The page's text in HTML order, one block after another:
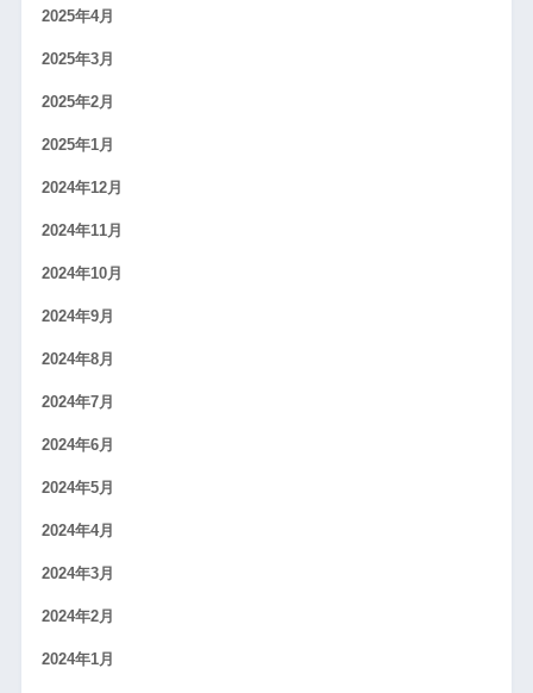
2025年4月
2025年3月
2025年2月
2025年1月
2024年12月
2024年11月
2024年10月
2024年9月
2024年8月
2024年7月
2024年6月
2024年5月
2024年4月
2024年3月
2024年2月
2024年1月